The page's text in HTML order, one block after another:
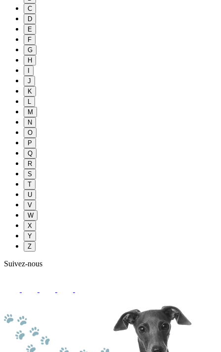
C
D
E
F
G
H
I
J
K
L
M
N
O
P
Q
R
S
T
U
V
W
X
Y
Z
Suivez-nous